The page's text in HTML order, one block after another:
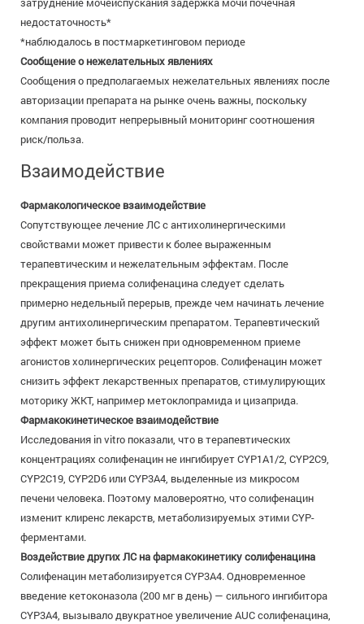
недостаточность*
*наблюдалось в постмаркетинговом периоде
Сообщение о нежелательных явлениях
Сообщения о предполагаемых нежелательных явлениях после
авторизации препарата на рынке очень важны, поскольку
компания проводит непрерывный мониторинг соотношения
риск/польза.
Взаимодействие
Фармакологическое взаимодействие
Сопутствующее лечение ЛС с антихолинергическими
свойствами может привести к более выраженным
терапевтическим и нежелательным эффектам. После
прекращения приема солифенацина следует сделать
примерно недельный перерыв, прежде чем начинать лечение
другим антихолинергическим препаратом. Терапевтический
эффект может быть снижен при одновременном приеме
агонистов холинергических рецепторов. Солифенацин может
снизить эффект лекарственных препаратов, стимулирующих
моторику ЖКТ, например метоклопрамида и цизаприда.
Фармакокинетическое взаимодействие
Исследования in vitro показали, что в терапевтических
концентрациях солифенацин не ингибирует CYP1A1/2, CYP2С9,
CYP2С19, CYP2D6 или CYP3А4, выделенные из микросом
печени человека. Поэтому маловероятно, что солифенацин
изменит клиренс лекарств, метаболизируемых этими CYP-
ферментами.
Воздействие других ЛС на фармакокинетику солифенацина
Солифенацин метаболизируется CYP3A4. Одновременное
введение кетоконазола (200 мг в день) — сильного ингибитора
CYP3A4, вызывало двукратное увеличение AUC солифенацина,